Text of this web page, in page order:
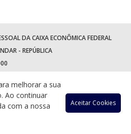
DA CAIXA ECONÔMICA FEDERAL
- REPÚBLICA
Acessar
Acessar
melhorar a sua
Ao continuar
com a nossa
Aceitar Cookies